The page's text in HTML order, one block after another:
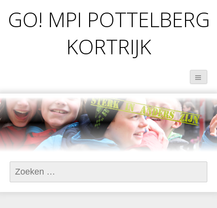
GO! MPI POTTELBERG
KORTRIJK
Zoeken
naar: